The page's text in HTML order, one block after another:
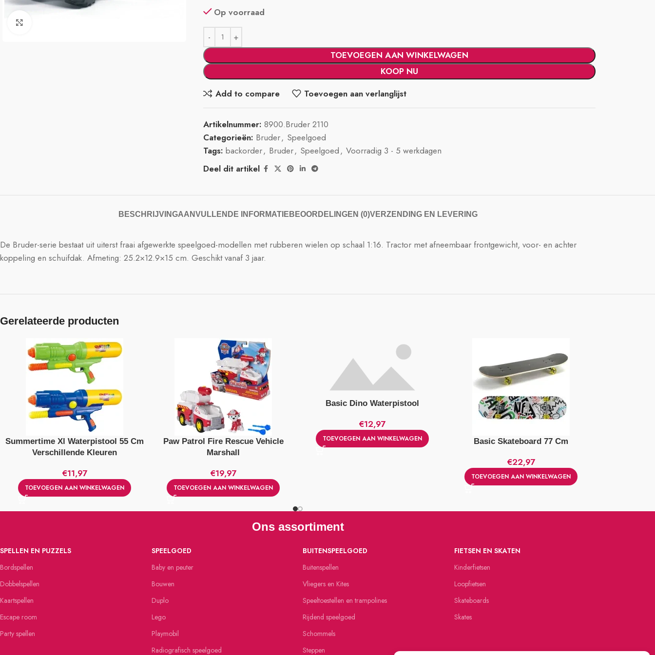
Op voorraad
TOEVOEGEN AAN WINKELWAGEN
KOOP NU
Add to compare
Toevoegen aan verlanglijst
Artikelnummer:8900.Bruder 2110
Categorieën: Bruder, Speelgoed
Tags: backorder, Bruder, Speelgoed, Voorradig 3 - 5 werkdagen
Deel dit artikel
BESCHRIJVINGAANVULLENDE INFORMATIE BEOORDELINGEN (0)VERZENDING EN LEVERING
De Bruder-serie bestaat uit uiterst fraai afgewerkte speelgoed-modellen met rubberen wielen op schaal 1:16. Tractor met afneembaar frontgewicht, voor- en achter
koppeling en schuifdak. Afmeting: 25.2×12.9×15 cm. Geschikt vanaf 3 jaar.
Gerelateerde producten
Summertime Xl Waterpistool 55 Cm
Verschillende Kleuren
€11,97
TOEVOEGEN AAN WINKELWAGEN
Paw Patrol Fire Rescue Vehicle
Marshall
€19,97
TOEVOEGEN AAN WINKELWAGEN
Basic Dino Waterpistool
€12,97
TOEVOEGEN AAN WINKELWAGEN Basic Skateboard 77 Cm
€22,97
TOEVOEGEN AAN WINKELWAGEN
Ons assortiment
SPELLEN EN PUZZELS
Bordspellen
Dobbelspellen
Kaartspellen
Escape room
Party spellen
SPEELGOED
Baby en peuter
Bouwen
Duplo
Lego
Playmobil
Radiografisch speelgoed
BUITENSPEELGOED
Buitenspellen
Vliegers en Kites
Speeltoestellen en trampolines
Rijdend speelgoed
Schommels
Steppen
FIETSEN EN SKATEN
Kinderfietsen
Loopfietsen
Skateboards
Skates